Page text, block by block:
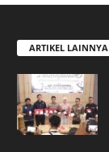
ARTIKEL LAINNYA